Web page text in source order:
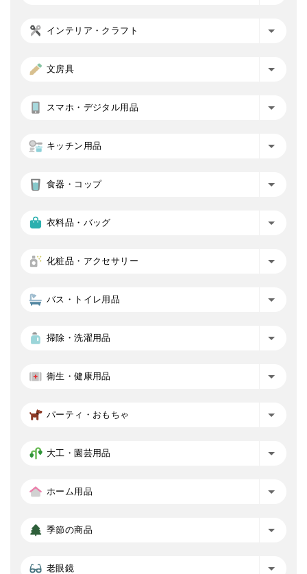
インテリア・クラフト
文房具
スマホ・デジタル用品
キッチン用品
食器・コップ
衣料品・バッグ
化粧品・アクセサリー
バス・トイレ用品
掃除・洗濯用品
衛生・健康用品
パーティ・おもちゃ
大工・園芸用品
ホーム用品
季節の商品
老眼鏡